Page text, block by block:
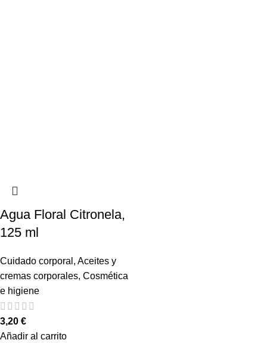
Agua Floral Citronela,
125 ml
Cuidado corporal , Aceites y
cremas corporales, Cosmética
e higiene
3,20 €
Añadir al carrito